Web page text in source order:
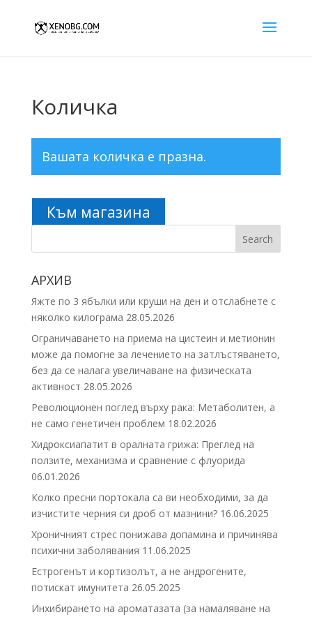
Количка
Вашата количка е празна.
Към магазина
Search
АРХИВ
Яжте по 3 ябълки или круши на ден и отслабнете с
няколко килограма 28.05.2026
Ограничаването на приема на цистеин и метионин
може да помогне за лечението на затлъстяването,
без да се налага увеличаване на физическата
активност 28.05.2026
Революционен поглед върху рака: Метаболитен, а
не само генетичен проблем 18.02.2026
Хидроксиапатит в оралната грижа: Преглед на
ползите, механизма и сравнение с флуорида
06.01.2026
Колко пресни портокала са ви необходими, за да
изчистите черния си дроб от мазнини? 16.06.2025
Хроничният стрес понижава допамина и причинява
психични заболявания 11.06.2025
Естрогенът и кортизолът, а не андрогените,
потискат имунитета 26.05.2025
Инхибирането на ароматазата (за намаляване на